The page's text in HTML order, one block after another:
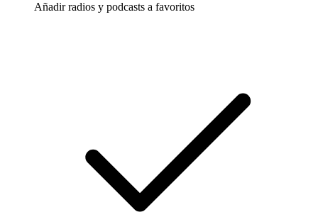
Añadir radios y podcasts a favoritos